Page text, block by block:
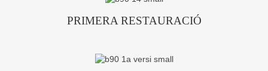
PRIMERA RESTAURACIÓ